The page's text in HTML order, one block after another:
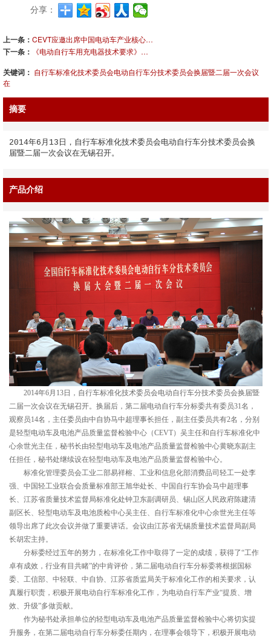
分享：
上一条： CEVT应邀出席中国电动车产业核心技术与发展高峰论坛
下一条： 《电动自行车用充电器技术要求》等六项标准启动会在CEVT召开
关键词： 自行车标准化技术委员会电动自行车分技术委员会换届暨二届一次会议
在
摘要
2014年6月13日，自行车标准化技术委员会电动自行车分技术委员会换
届暨二届一次会议在无锡召开。
产品介绍
2014年6月13日，自行车标准化技术委员会电动自行车分技术委员会换届暨
二届一次会议在无锡召开。换届后，第二届电动自行车分标委共有委员31名，
观察员14名，主任委员由中自协马中超理事长担任，副主任委员共有2名，分别
是轻型电动车及电池产品质量监督检验中心（CEVT）吴主任和自行车标准化中
心余世光主任，秘书长由轻型电动车及电池产品质量监督检验中心黄晓东副主
任担任，秘书处继续设在轻型电动车及电池产品质量监督检验中心。
标准化管理委员会工业二部易祥榕、工业和信息化部消费品司轻工一处李
强、中国轻工业联合会质量标准部王旭华处长、中国自行车协会马中超理事
长、江苏省质量技术监督局标准化处钟卫东副调研员、锡山区人民政府陈建清
副区长、轻型电动车及电池质检中心吴主任、自行车标准化中心余世光主任等
领导出席了此次会议并做了重要讲话。会议由江苏省无锡质量技术监督局副局
长胡宏主持。
分标委经过五年的努力，在标准化工作中取得了一定的成绩，获得了“工作
卓有成效，行业有目共睹”的中肯评价，第二届电动自行车分标委将根据国标
委、工信部、中轻联、中自协、江苏省质监局关于标准化工作的相关要求，认
真履行职责，积极开展电动自行车标准化工作，为电动自行车产业“提质、增
效、升级”多做贡献。
作为秘书处承担单位的轻型电动车及电池产品质量监督检验中心将切实提
升服务，在第二届电动自行车分标委任期内，在理事会领导下，积极开展电动